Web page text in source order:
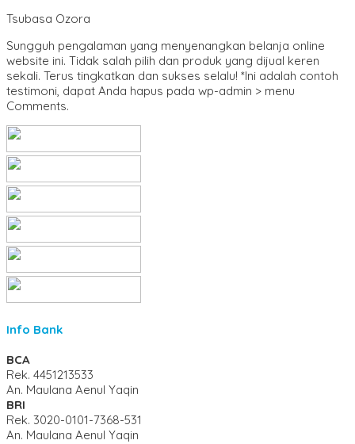
Tsubasa Ozora
Sungguh pengalaman yang menyenangkan belanja online
website ini. Tidak salah pilih dan produk yang dijual keren
sekali. Terus tingkatkan dan sukses selalu! *Ini adalah contoh
testimoni, dapat Anda hapus pada wp-admin > menu
Comments.
Info Bank
BCA
Rek. 4451213533
An. Maulana Aenul Yaqin
BRI
Rek. 3020-0101-7368-531
An. Maulana Aenul Yaqin